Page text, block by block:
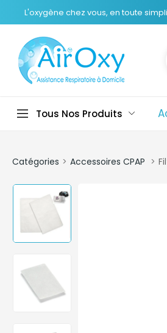
L'oxygène chez vous, en toute
Tous Nos Produits
Catégories Accessoires CPAP